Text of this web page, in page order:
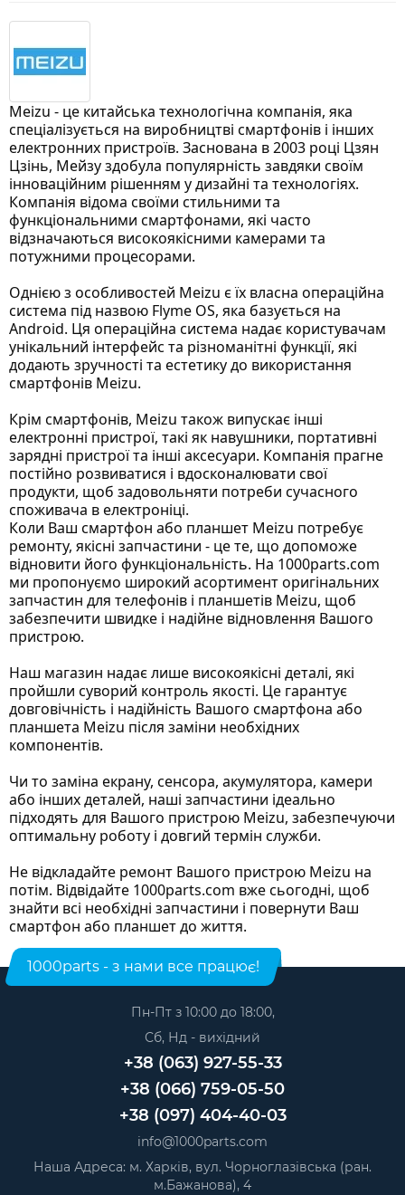
Meizu - це китайська технологічна компанія, яка
спеціалізується на виробництві смартфонів і інших
електронних пристроїв. Заснована в 2003 році Цзян
Цзінь, Мейзу здобула популярність завдяки своїм
інноваційним рішенням у дизайні та технологіях.
Компанія відома своїми стильними та
функціональними смартфонами, які часто
відзначаються високоякісними камерами та
потужними процесорами.
Однією з особливостей Meizu є їх власна операційна
система під назвою Flyme OS, яка базується на
Android. Ця операційна система надає користувачам
унікальний інтерфейс та різноманітні функції, які
додають зручності та естетику до використання
смартфонів Meizu.
Крім смартфонів, Meizu також випускає інші
електронні пристрої, такі як навушники, портативні
зарядні пристрої та інші аксесуари. Компанія прагне
постійно розвиватися і вдосконалювати свої
продукти, щоб задовольняти потреби сучасного
споживача в електроніці.
Коли Ваш смартфон або планшет Meizu потребує
ремонту, якісні запчастини - це те, що допоможе
відновити його функціональність. На 1000parts.com
ми пропонуємо широкий асортимент оригінальних
запчастин для телефонів і планшетів Meizu, щоб
забезпечити швидке і надійне відновлення Вашого
пристрою.
Наш магазин надає лише високоякісні деталі, які
пройшли суворий контроль якості. Це гарантує
довговічність і надійність Вашого смартфона або
планшета Meizu після заміни необхідних
компонентів.
Чи то заміна екрану, сенсора, акумулятора, камери
або інших деталей, наші запчастини ідеально
підходять для Вашого пристрою Meizu, забезпечуючи
оптимальну роботу і довгий термін служби.
Не відкладайте ремонт Вашого пристрою Meizu на
потім. Відвідайте 1000parts.com вже сьогодні, щоб
знайти всі необхідні запчастини і повернути Ваш
смартфон або планшет до життя.
1000parts - з нами все працює!
Пн-Пт з 10:00 до 18:00,
Сб, Нд - вихідний
+38 (063) 927-55-33
+38 (066) 759-05-50
+38 (097) 404-40-03
info@1000parts.com
Наша Адреса: м. Харків, вул. Чорноглазівська (ран.
м.Бажанова), 4